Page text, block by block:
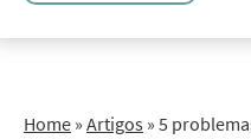
Home » Artigos » 5